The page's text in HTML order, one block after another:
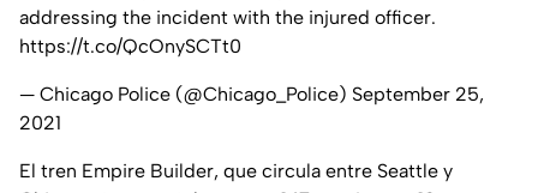
addressing the incident with the injured officer.
https://t.co/QcOnySCTt0
— Chicago Police (@Chicago_Police) September 25,
2021
El tren Empire Builder, que circula entre Seattle y